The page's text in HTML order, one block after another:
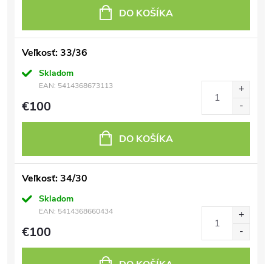
DO KOŠÍKA
Veľkosť: 33/36
Skladom
EAN: 5414368673113
€100
DO KOŠÍKA
Veľkosť: 34/30
Skladom
EAN: 5414368660434
€100